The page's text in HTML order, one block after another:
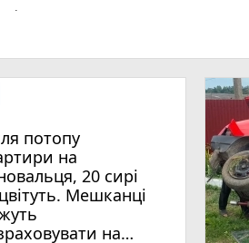
8-9 серпня
3-річний хлопчик та його бабуся
пошани провели
Тернополі тривають 23-ій день
підготовка школяра до нового
потопу
на
20 сирі
Мешканці
на